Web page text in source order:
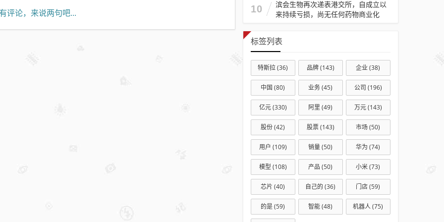
评论，来说两句吧... 10
滨会生物再次递表港交所，自成立以
来持续亏损，尚无任何药物商业化
标签列表
特斯拉(36) 品牌(143) 企业(38)
中国 (80) 业务(45) 公司 (196)
亿元(330) 阿里 (49) 万元(143)
股份(42) 股票(143) 市场(50)
用户 (109) 销量(50) 华为 (74)
模型 (108) 产品 (50) 小米(73)
芯片 (40) 自己的 (36) 门店(59)
的是(59) 智能(48) 机器人(75)